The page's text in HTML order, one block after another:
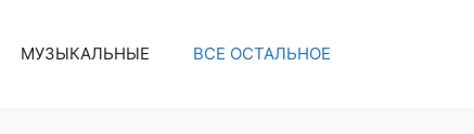
МУЗЫКАЛЬНЫЕ ВСЕ ОСТАЛЬНОЕ